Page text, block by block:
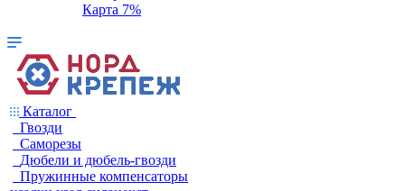
Карта 7%
Каталог
Гвозди
Саморезы
Дюбели и дюбель-гвозди
Пружинные компенсаторы